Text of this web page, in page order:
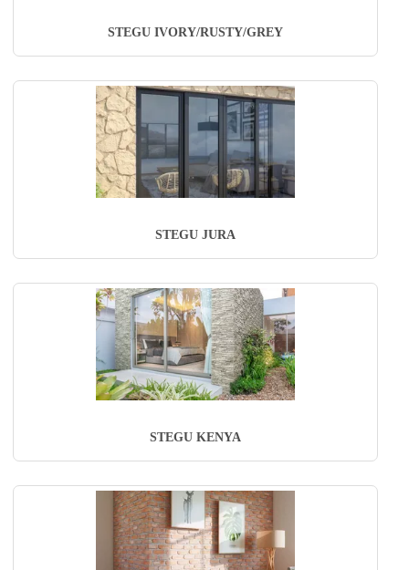
STEGU IVORY/RUSTY/GREY
STEGU JURA
STEGU KENYA